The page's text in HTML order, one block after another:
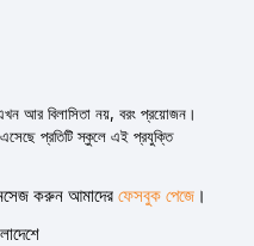
এখন আর বিলাসিতা নয়, বরং প্রয়োজন।
প্রতিটি স্কুলে এই প্রযুক্তি
করুন আমাদের ফেসবুক পেজে ।